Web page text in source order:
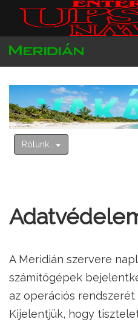
Rólunk…
A Meridián szervere
számítógépek
az operációs
Kijelentjük, hogy